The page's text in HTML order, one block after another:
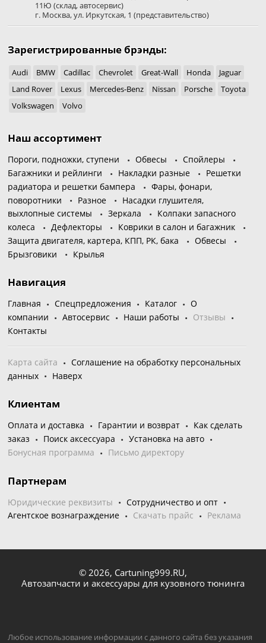
11Ю (склад, автосервис)
г. Москва,ул. Иркутская, 1 (представительство)
Зарегистрированные брэнды:
Audi BMW Cadillac Chevrolet Great-Wall Honda
Jaguar
Land Rover
Lexus Mercedes-Benz Nissan Porsche
Toyota
Volkswagen
Volvo
Наш ассортимент
Пороги, подножки, ступени Обвесы
Спойлеры
Багажники и рейлинги
Накладки разные
Решетки
радиатора и решетки бампера
Фары, фонари,
поворотники
Разное
Насадки глушителя,
выхлопные системы
Зеркала
Колпаки запасного
колеса
Дефлекторы
Коврики в салон и багажник
Защита двигателя, картера, КПП, РК, бака
Обвесы
Брызговики
Крылья
Навигация
Главная Спецпредложения Каталог
О
компании
Автосервис Наши работы
Отзывы
Контакты
Карта сайта
Соглашение на обработку персональных
данных
Наверх
Клиентам
Оплата и доставка Гарантии и возврат
Как сделать
заказ
Поиск аксессуара
Установка на авто
Бонусная программа
Письмо директору
Партнерам
Юридические реквизиты
Сотрудничество и опт
Агентское вознаграждение
Скачать прайс Реклама
© 2026, Cartuning999.RU,
Автозапчасти и аксессуары для кузовного тюнинга
Любое использование информации с данного сайта без указания